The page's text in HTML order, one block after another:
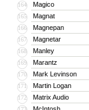
164 Magico
165 Magnat
166 Magnepan
167 Magnetar
168 Manley
169 Marantz
170 Mark Levinson
171 Martin Logan
172 Matrix Audio